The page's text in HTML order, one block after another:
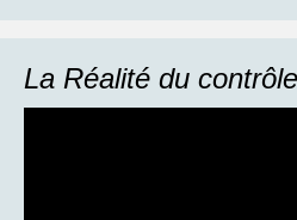
La Réalité du